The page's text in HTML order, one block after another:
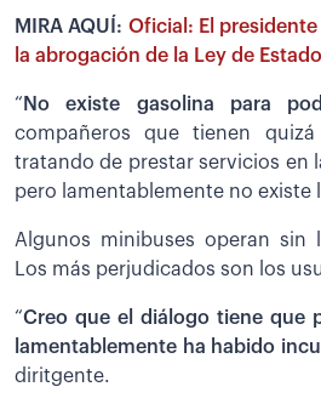
MIRA AQUÍ: Oficial: El
la abrogación de la Ley de
“ No existe gasolina para
compañeros que tienen
tratando de prestar servicios en
pero lamentablemente no existe
Algunos minibuses operan sin
Los más perjudicados son los
“Creo que el diálogo tiene que
lamentablemente ha habido
diritgente.